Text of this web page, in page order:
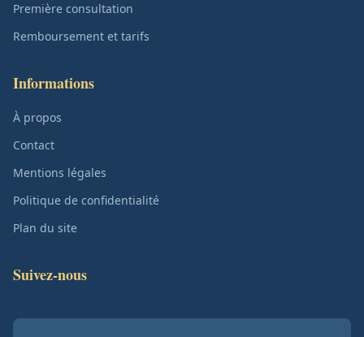
Première consultation
Remboursement et tarifs
Informations
À propos
Contact
Mentions légales
Politique de confidentialité
Plan du site
Suivez-nous